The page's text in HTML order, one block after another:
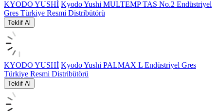
KYODO YUSHİ Kyodo Yushi MULTEMP TAS No.2 Endüstriyel
Gres Türkiye Resmi Distribütörü
Teklif Al
KYODO YUSHİ Kyodo Yushi PALMAX L Endüstriyel Gres
Türkiye Resmi Distribütörü
Teklif Al